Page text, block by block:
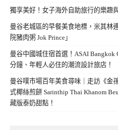
獨享美好！女子海外自助旅行的樂趣
曼谷老城區的早餐美食地標，米其林
院豬肉粥 Jok Prince」
曼谷中國城住宿首選！ASAI Bangkok
分鐘、年輕人必住的潮流設計旅店！
曼谷噗市場百年美食尋味｜走訪《金
式椰絲煎餅 Sarinthip Thai Khanom
藏版泰奶甜點！